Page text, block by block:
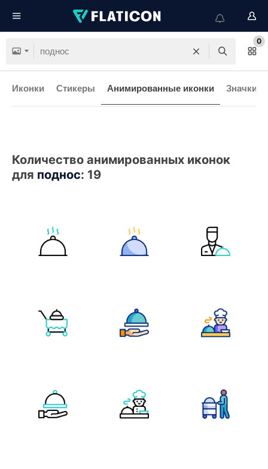
0
Иконки Стикеры Анимированные иконки Значки
Количество анимированных иконок
для поднос: 19